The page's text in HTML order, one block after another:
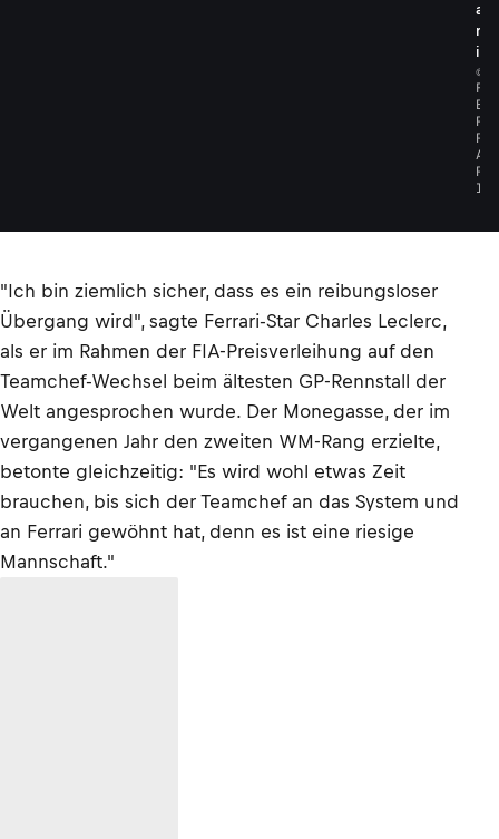
a
r
i
©
F
E
R
R
A
R
I
"Ich bin ziemlich sicher, dass es ein reibungsloser
Übergang wird", sagte Ferrari-Star Charles Leclerc,
als er im Rahmen der FIA-Preisverleihung auf den
Teamchef-Wechsel beim ältesten GP-Rennstall der
Welt angesprochen wurde. Der Monegasse, der im
vergangenen Jahr den zweiten WM-Rang erzielte,
betonte gleichzeitig: "Es wird wohl etwas Zeit
brauchen, bis sich der Teamchef an das System und
an Ferrari gewöhnt hat, denn es ist eine riesige
Mannschaft."